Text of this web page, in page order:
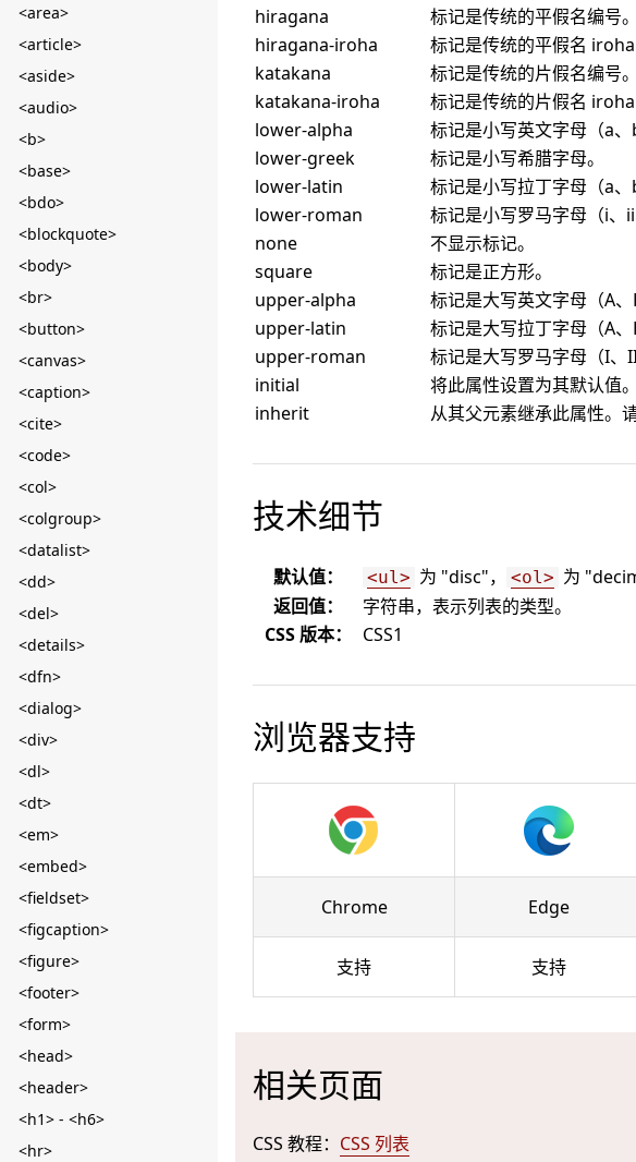
<area>
<article>
<aside>
<audio>
<b>
<base>
<bdo>
<blockquote>
<body>
<br>
<button>
<canvas>
<caption>
<cite>
<code>
<col>
<colgroup>
<datalist>
<dd>
<del>
<details>
<dfn>
<dialog>
<div>
<dl>
<dt>
<em>
<embed>
<fieldset>
<figcaption>
<figure>
<footer>
<form>
<head>
<header>
<h1> - <h6>
<hr>
hiragana
标记是传统的平假名编号。
hiragana-iroha
标记是传统的平假名 iroha
katakana
标记是传统的片假名编号。
katakana-iroha
标记是传统的片假名 iroha
lower-alpha
标记是小写英文字母（a、
lower-greek
标记是小写希腊字母。
lower-latin
标记是小写拉丁字母（a、
lower-roman
标记是小写罗马字母（i、ii
none
不显示标记。
square
标记是正方形。
upper-alpha
标记是大写英文字母（A、
upper-latin
标记是大写拉丁字母（A、
upper-roman
标记是大写罗马字母（I、
initial
将此属性设置为其默认值
inherit
从其父元素继承此属性。
技术细节
默认值： <ul> 为 "disc"， <ol> 为
返回值：
字符串，表示列表的类型。
CSS 版本：
CSS1
浏览器支持
Chrome Edge
支持 支持
相关页面
CSS 教程： CSS 列表